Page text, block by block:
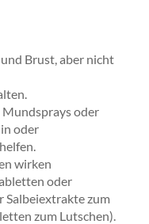
Brust, aber nicht
oder
oder
wirken
oder
Salbeiextrakte zum
zum Lutschen).